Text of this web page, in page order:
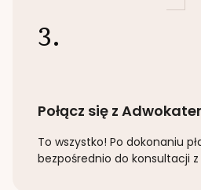
3.
Połącz się z
To wszystko! Po dokonaniu
bezpośrednio do konsultacji